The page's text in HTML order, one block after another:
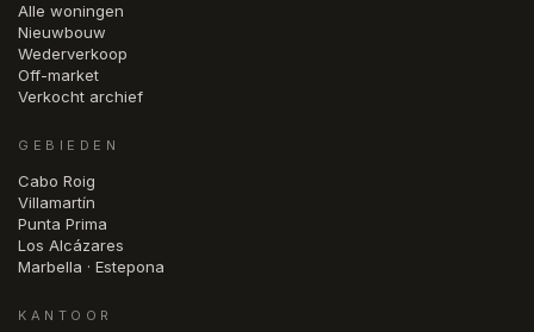
Alle woningen
Nieuwbouw
Wederverkoop
Off-market
Verkocht archief
GEBIEDEN
Cabo Roig
Villamartín
Punta Prima
Los Alcázares
Marbella · Estepona
KANTOOR